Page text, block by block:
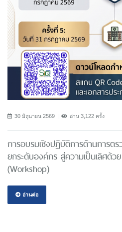
30 มิถุนายน 2569 อ่าน 3,122 ครั้ง
การอบรมเชิงปฏิบัติการด้านการต
ยกระดับองค์กร สู่ความเป็นเลิศด้ว
(Workshop)
อ่านต่อ